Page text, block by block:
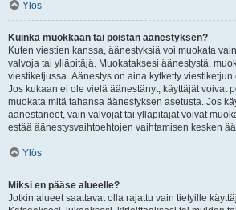
Ylös
Kuinka muokkaan tai poistan äänestyksen?
Kuten viestien kanssa, äänestyksiä voi muokata
valvoja tai ylläpitäjä. Muokataksesi äänestystä,
viestiketjussa. Äänestys on aina kytketty
Jos kukaan ei ole vielä äänestänyt, käyttäjät voivat
muokata mitä tahansa äänestyksen asetusta. Jos
äänestäneet, vain valvojat tai ylläpitäjät voivat
estää äänestysvaihtoehtojen vaihtamisen kesken
Ylös
Miksi en pääse alueelle?
Jotkin alueet saattavat olla rajattu vain tietyille